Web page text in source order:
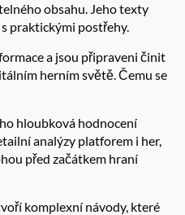
obsahu. Jeho texty
praktickými postřehy.
a jsou připraveni činit
herním světě. Čemu se
hloubková hodnocení
analýzy platforem i her,
před začátkem hraní
komplexní návody, které